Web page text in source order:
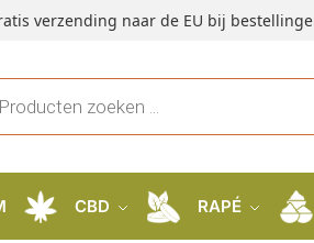
verzending naar de EU bij
CBD RAPÉ